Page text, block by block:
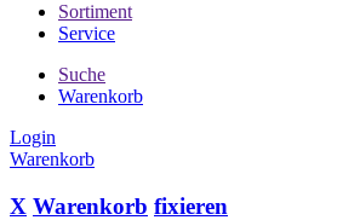
Sortiment
Service
Suche
Warenkorb
Login
Warenkorb
X Warenkorb fixieren